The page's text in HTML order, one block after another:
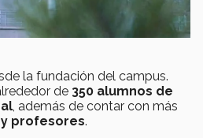
la fundación del campus.
de 350 alumnos de
, además de contar con más
profesores.